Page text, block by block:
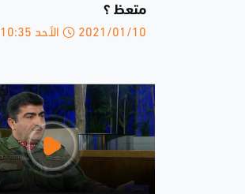
متعظ ؟
2021/01/10 الأحد 10:35 ص